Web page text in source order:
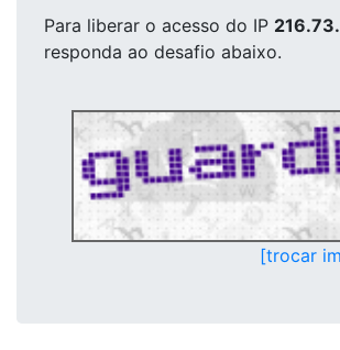
Para liberar o acesso do IP
responda ao desafio abaixo.
[trocar